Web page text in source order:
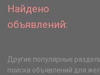
Найдено
объявлений:
Другие популярные
поиска объявлений для